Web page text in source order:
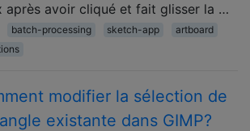
après avoir cliqué et fait glisser la …
batch-processing sketch-app
artboard
modifier la sélection de
existante dans GIMP?